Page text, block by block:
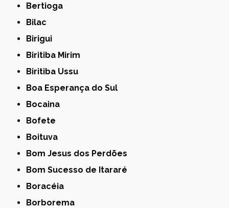
Bertioga
Bilac
Birigui
Biritiba Mirim
Biritiba Ussu
Boa Esperança do Sul
Bocaina
Bofete
Boituva
Bom Jesus dos Perdões
Bom Sucesso de Itararé
Boracéia
Borborema